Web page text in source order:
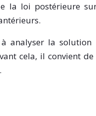
la loi postérieure
analyser la solution
cela, il convient